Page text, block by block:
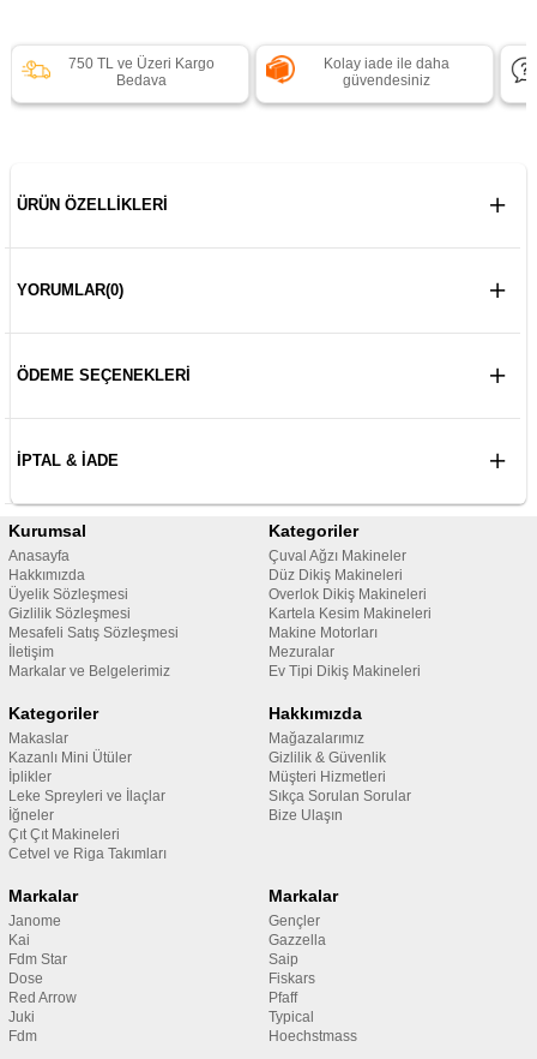
750 TL ve Üzeri Kargo
Bedava
Kolay iade ile daha
güvendesiniz
ÜRÜN ÖZELLIKLERI
YORUMLAR(0)
ÖDEME SEÇENEKLERI
İPTAL & İADE
Kurumsal
Anasayfa
Hakkımızda
Üyelik Sözleşmesi
Gizlilik Sözleşmesi
Mesafeli Satış Sözleşmesi
İletişim
Markalar ve Belgelerimiz
Kategoriler
Çuval Ağzı Makineler
Düz Dikiş Makineleri
Overlok Dikiş Makineleri
Kartela Kesim Makineleri
Makine Motorları
Mezuralar
Ev Tipi Dikiş Makineleri
Kategoriler
Makaslar
Kazanlı Mini Ütüler
İplikler
Leke Spreyleri ve İlaçlar
İğneler
Çıt Çıt Makineleri
Cetvel ve Riga Takımları
Hakkımızda
Mağazalarımız
Gizlilik & Güvenlik
Müşteri Hizmetleri
Sıkça Sorulan Sorular
Bize Ulaşın
Markalar
Janome
Kai
Fdm Star
Dose
Red Arrow
Juki
Fdm
Markalar
Gençler
Gazzella
Saip
Fiskars
Pfaff
Typical
Hoechstmass